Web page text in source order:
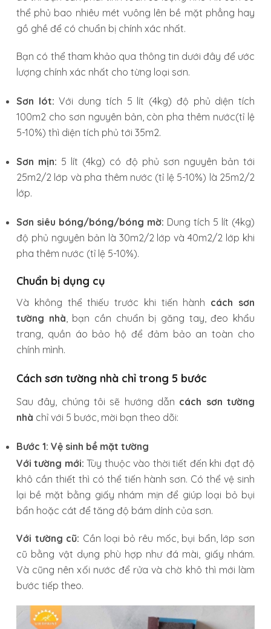
thể phủ bao nhiêu mét vuông lên bề mặt phẳng hay
gồ ghề để có chuẩn bị chính xác nhất.
Bạn có thể tham khảo qua thông tin dưới đây để ước
lượng chính xác nhất cho từng loại sơn.
Sơn lót: Với dung tích 5 lít (4kg) độ phủ diện tích
100m2 cho sơn nguyên bản, còn pha thêm nước(tỉ lệ
5-10%) thì diện tích phủ tới 35m2.
Sơn mịn: 5 lít (4kg) có độ phủ sơn nguyên bản tới
25m2/2 lớp và pha thêm nước (tỉ lệ 5-10%) là 25m2/2
lớp.
Sơn siêu bóng/bóng/bóng mờ: Dung tích 5 lít (4kg)
độ phủ nguyên bản là 30m2/2 lớp và 40m2/2 lớp khi
pha thêm nước (tỉ lệ 5-10%).
Chuẩn bị dụng cụ
Và không thể thiếu trước khi tiến hành cách sơn
tường nhà , bạn cần chuẩn bị găng tay, đeo khẩu
trang, quần áo bảo hộ để đảm bảo an toàn cho
chính mình.
Cách sơn tường nhà chỉ trong 5 bước
Sau đây, chúng tôi sẽ hướng dẫn cách sơn tường
nhà chỉ với 5 bước, mời bạn theo dõi:
Bước 1: Vệ sinh bề mặt tường
Với tường mới: Tùy thuộc vào thời tiết đến khi đạt độ
khô cần thiết thì có thể tiến hành sơn. Có thể vệ sinh
lại bề mặt bằng giấy nhám mịn để giúp loại bỏ bụi
bẩn hoặc cát để tăng độ bám dính của sơn.
Với tường cũ: Cần loại bỏ rêu mốc, bụi bẩn, lớp sơn
cũ bằng vật dụng phù hợp như đá mài, giấy nhám.
Và cũng nên xối nước để rửa và chờ khô thì mới làm
bước tiếp theo.